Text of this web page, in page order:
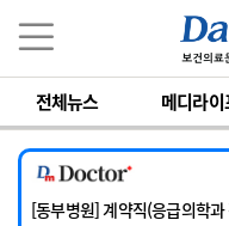
전체뉴스 메디라이
[서울아산병원] 2026년 하반기
[영남대학교의료원] 마취통증
[충남대학교병원] 소아청소년
[동부병원] 계약직(응급의학